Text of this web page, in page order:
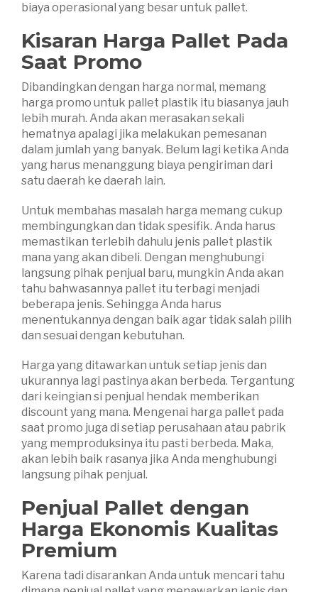
biaya operasional yang besar untuk pallet.
Kisaran Harga Pallet Pada
Saat Promo
Dibandingkan dengan harga normal, memang
harga promo untuk pallet plastik itu biasanya jauh
lebih murah. Anda akan merasakan sekali
hematnya apalagi jika melakukan pemesanan
dalam jumlah yang banyak. Belum lagi ketika Anda
yang harus menanggung biaya pengiriman dari
satu daerah ke daerah lain.
Untuk membahas masalah harga memang cukup
membingungkan dan tidak spesifik. Anda harus
memastikan terlebih dahulu jenis pallet plastik
mana yang akan dibeli. Dengan menghubungi
langsung pihak penjual baru, mungkin Anda akan
tahu bahwasannya pallet itu terbagi menjadi
beberapa jenis. Sehingga Anda harus
menentukannya dengan baik agar tidak salah pilih
dan sesuai dengan kebutuhan.
Harga yang ditawarkan untuk setiap jenis dan
ukurannya lagi pastinya akan berbeda. Tergantung
dari keingian si penjual hendak memberikan
discount yang mana. Mengenai harga pallet pada
saat promo juga di setiap perusahaan atau pabrik
yang memproduksinya itu pasti berbeda. Maka,
akan lebih baik rasanya jika Anda menghubungi
langsung pihak penjual.
Penjual Pallet dengan
Harga Ekonomis Kualitas
Premium
Karena tadi disarankan Anda untuk mencari tahu